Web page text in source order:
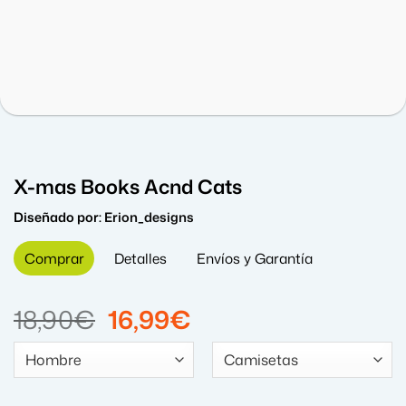
X-mas Books Acnd Cats
Diseñado por:Erion_designs
Comprar Detalles Envíos y Garantía
18,90€ El
precio
original
16,99€
precio
actual